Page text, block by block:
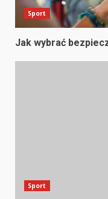
Sport
Jak wybrać
Sport